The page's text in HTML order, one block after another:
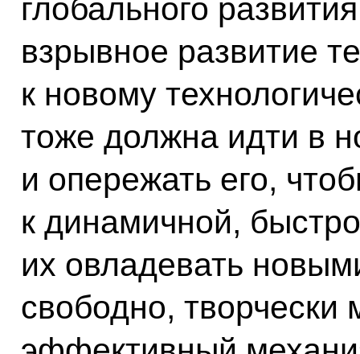
глобального
взрывное развитие
к новому
тоже должна идти в
и опережать его,
к динамичной,
их овладевать
свободно, творчески